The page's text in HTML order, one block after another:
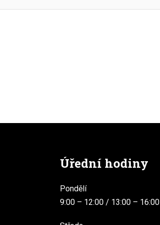
Úřední hodiny
Pondělí
9:00 – 12:00 / 13:00 – 16:00